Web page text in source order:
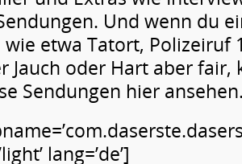
Und wenn du
etwa Tatort, Polizeiruf
Jauch oder Hart aber fair,
Sendungen hier
lang=’de’]